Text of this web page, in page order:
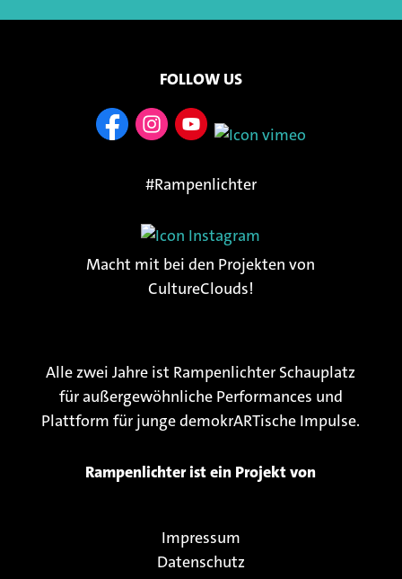
FOLLOW US
#Rampenlichter
Macht mit bei den Projekten von
CultureClouds!
Alle zwei Jahre ist Rampenlichter Schauplatz
für außergewöhnliche Performances und
Plattform für junge demokrARTische Impulse.
Rampenlichter ist ein Projekt von
Impressum
Datenschutz